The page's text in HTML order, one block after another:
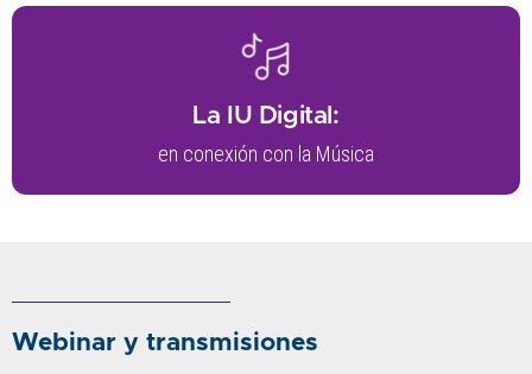
La IU Digital:
en conexión con la Música
Webinar y transmisiones